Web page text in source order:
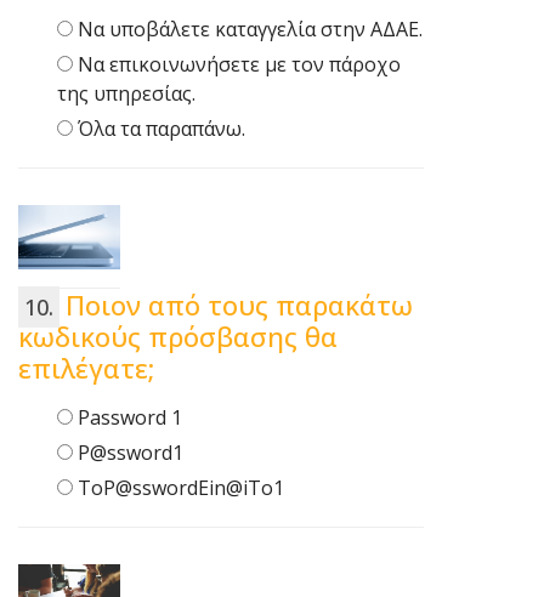
Να υποβάλετε καταγγελία στην ΑΔΑΕ.
Να επικοινωνήσετε με τον πάροχο
της υπηρεσίας.
Όλα τα παραπάνω.
Ποιον από τους παρακάτω
κωδικούς πρόσβασης θα
επιλέγατε;
Password 1
P@ssword1
ToP@sswordEin@iTo1